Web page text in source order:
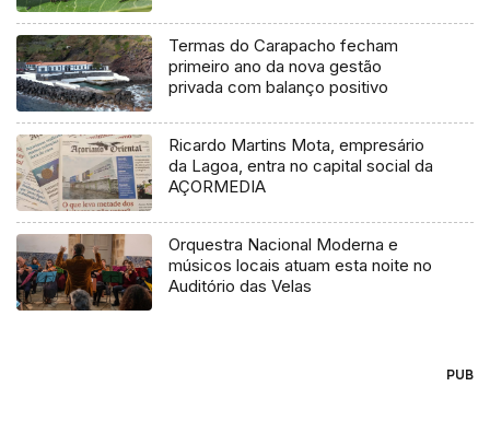
Termas do Carapacho fecham
primeiro ano da nova gestão
privada com balanço positivo
Ricardo Martins Mota, empresário
da Lagoa, entra no capital social da
AÇORMEDIA
Orquestra Nacional Moderna e
músicos locais atuam esta noite no
Auditório das Velas
PUB